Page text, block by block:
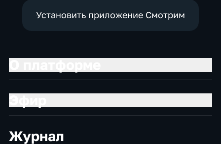
Установить приложение Смотрим
Журнал